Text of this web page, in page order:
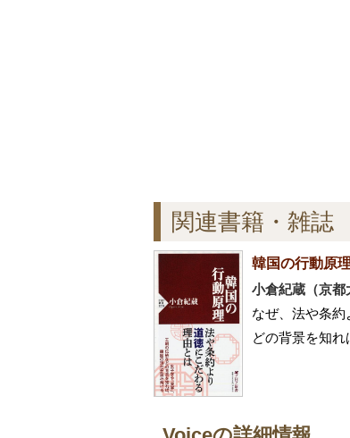
関連書籍・雑誌
韓国の行動原理
小倉紀蔵（京都
なぜ、法や条
どの背景を知れ